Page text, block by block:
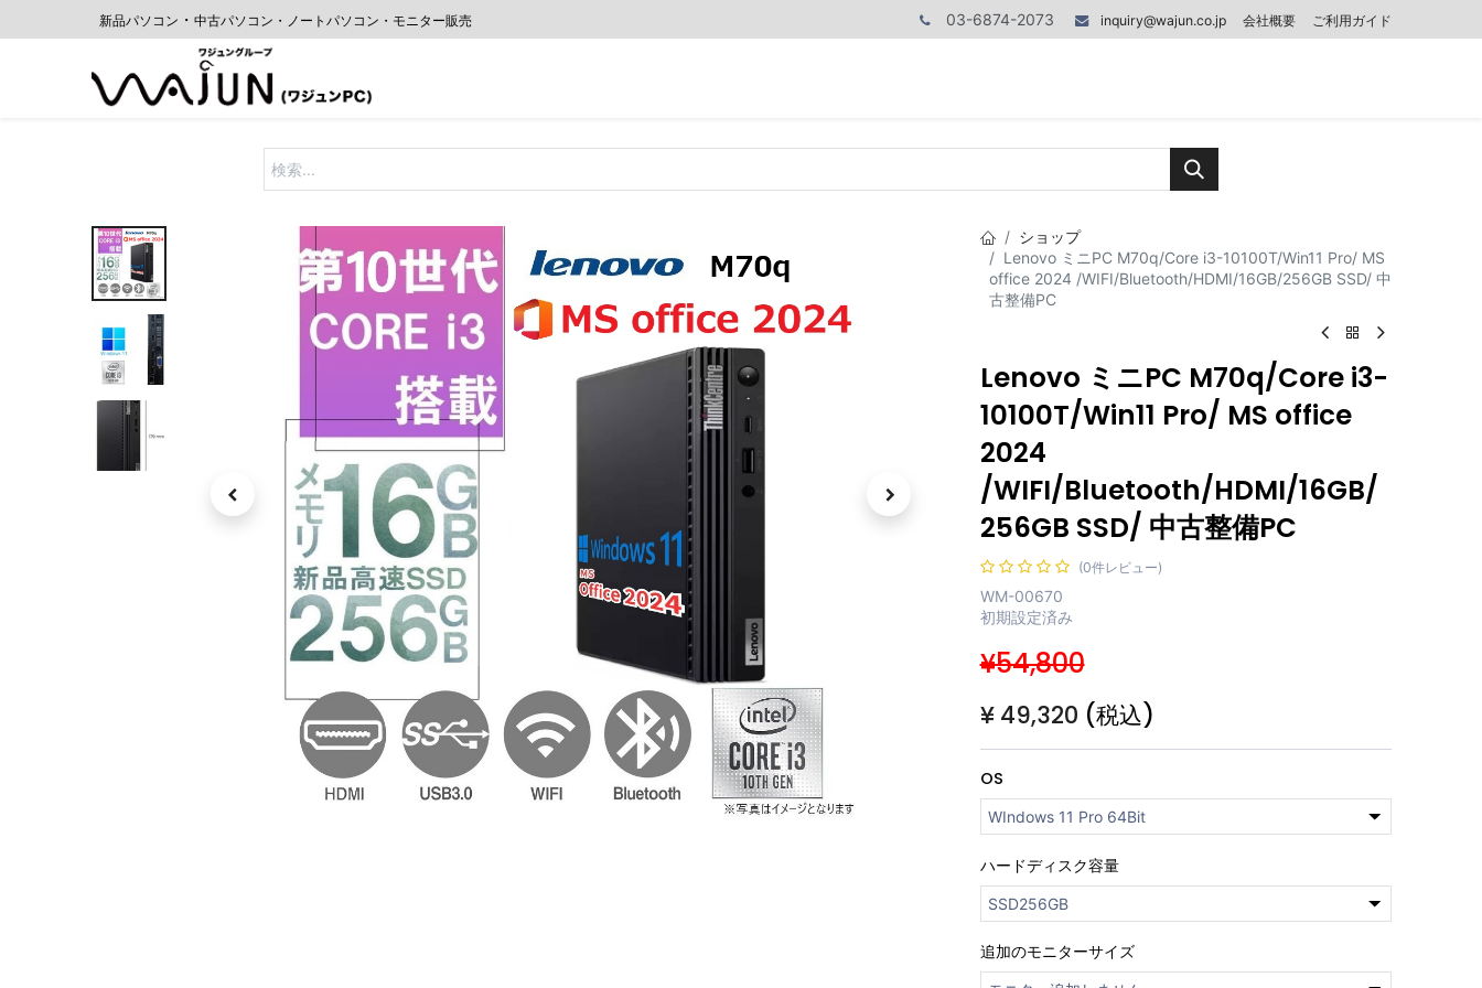
新品パソコン ・ 中古パソコン・ノートパソコン・モニター販売 03-6874-2073 inquiry@wajun.co.jp 会社概要 ご利用ガイド
ショップ
Lenovo ミニPC M70q/Core i3-10100T/Win11 Pro/ MS
office 2024 /WIFI/Bluetooth/HDMI/16GB/256GB SSD/ 中
古整備PC
Lenovo ミニPC M70q/Core i3-
10100T/Win11 Pro/ MS office
2024
/WIFI/Bluetooth/HDMI/16GB/
256GB SSD/ 中古整備PC
(0件レビュー)
WM-00670
初期設定済み
¥54,800
¥ 49,320 (税込)
OS
ハードディスク容量
追加のモニターサイズ